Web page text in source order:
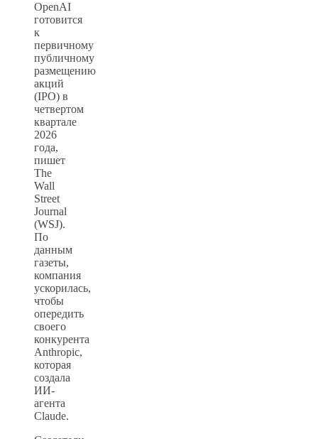
OpenAI
готовится
к
первичному
публичному
размещению
акций
(IPO) в
четвертом
квартале
2026
года,
пишет
The
Wall
Street
Journal
(WSJ).
По
данным
газеты,
компания
ускорилась,
чтобы
опередить
своего
конкурента
Anthropic,
которая
создала
ИИ-
агента
Claude.